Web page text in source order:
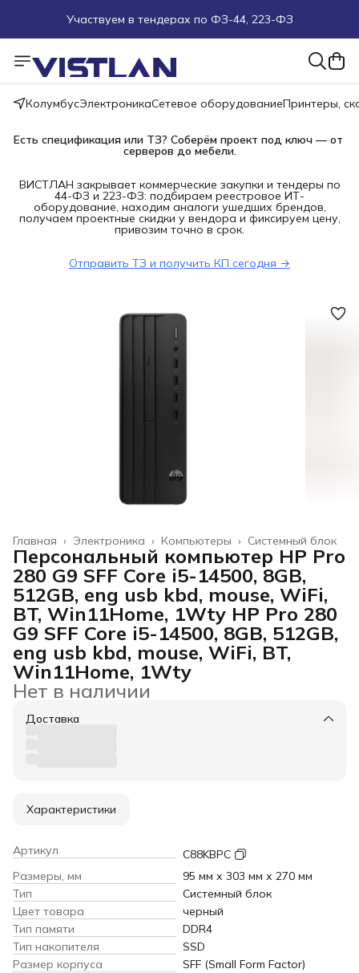
Участвуем в тендерах по ФЗ-44, 223-ФЗ
Поможем подобрать оборудование под ТЗ
Пришлите запрос на e-mail или в чат
КолумбусЭлектроникаСетевое оборудованиеПринтеры,
Есть спецификация или ТЗ? Соберём проект под ключ — от
серверов до мебели.
ВИСТЛАН закрывает коммерческие закупки и тендеры по
44-ФЗ и 223-ФЗ: подбираем реестровое ИТ-
оборудование, находим аналоги ушедших брендов,
получаем проектные скидки у вендора и фиксируем цену,
привозим точно в срок.
Отправить ТЗ и получить КП сегодня →
Системный блок
Компьютеры ›
Электроника ›
Главная ›
Персональный компьютер HP Pro
280 G9 SFF Core i5-14500, 8GB,
512GB, eng usb kbd, mouse, WiFi,
BT, Win11Home, 1Wty HP Pro 280
G9 SFF Core i5-14500, 8GB, 512GB,
eng usb kbd, mouse, WiFi, BT,
Win11Home, 1Wty
Нет в наличии
Доставка
Характеристики
Артикул
C88KBPC
Размеры, мм
95 мм х 303 мм х 270 мм
Тип
Системный блок
Цвет товара
черный
Тип памяти
DDR4
Тип накопителя
SSD
Размер корпуса
SFF (Small Form Factor)